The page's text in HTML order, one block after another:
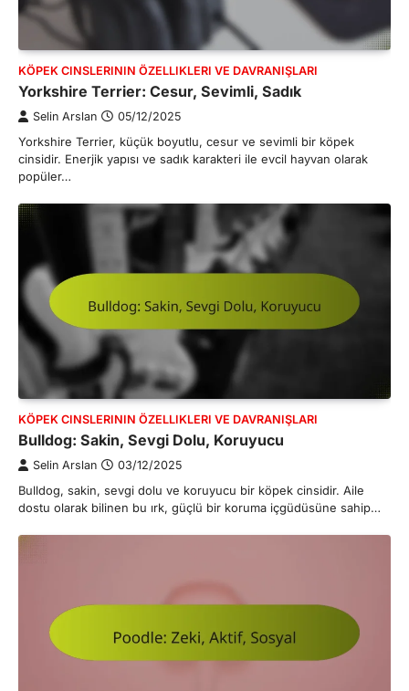
KÖPEK CINSLERININ ÖZELLIKLERI VE DAVRANIŞLARI
Yorkshire Terrier: Cesur, Sevimli, Sadık
Selin Arslan 05/12/2025
Yorkshire Terrier, küçük boyutlu, cesur ve sevimli bir köpek
cinsidir. Enerjik yapısı ve sadık karakteri ile evcil hayvan olarak
popüler…
KÖPEK CINSLERININ ÖZELLIKLERI VE DAVRANIŞLARI
Bulldog: Sakin, Sevgi Dolu, Koruyucu
Selin Arslan 03/12/2025
Bulldog, sakin, sevgi dolu ve koruyucu bir köpek cinsidir. Aile
dostu olarak bilinen bu ırk, güçlü bir koruma içgüdüsüne sahip…